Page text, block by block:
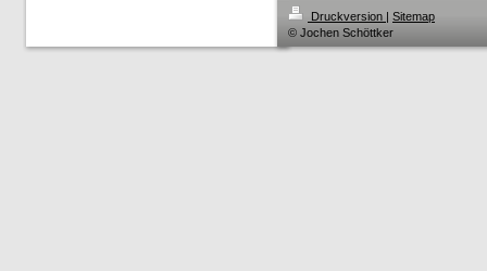
Druckversion | Sitemap
© Jochen Schöttker